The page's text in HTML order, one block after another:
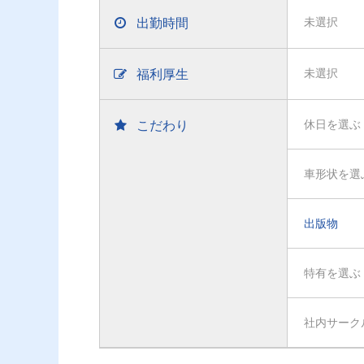
出勤時間 未選択
福利厚生 未選択
こだわり 休日を選ぶ
車形状を選
出版物
特有を選ぶ
社内サーク